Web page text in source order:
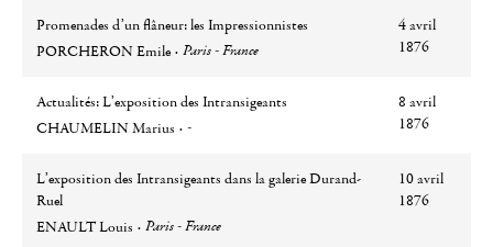
Promenades d’un flâneur: les Impressionnistes
Auteur
PORCHERON Emile
Ville Paris - France
4 avril
1876
Actualités: L’exposition des Intransigeants
Auteur
CHAUMELIN Marius
Ville -
8 avril
1876
L’exposition des Intransigeants dans la galerie Durand-
Ruel
Auteur
ENAULT Louis
Ville Paris - France
10 avril
1876